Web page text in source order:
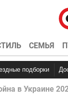
СЕМЬЯ
подборки
в Украине